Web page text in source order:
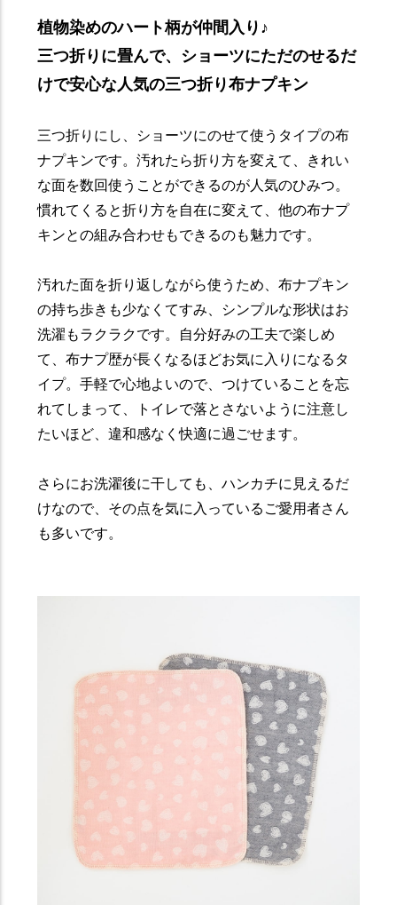
植物染めのハート柄が仲間入り♪
三つ折りに畳んで、ショーツにただのせるだ
けで安心な人気の三つ折り布ナプキン
三つ折りにし、ショーツにのせて使うタイプの布
ナプキンです。汚れたら折り方を変えて、きれい
な面を数回使うことができるのが人気のひみつ。
慣れてくると折り方を自在に変えて、他の布ナプ
キンとの組み合わせもできるのも魅力です。
汚れた面を折り返しながら使うため、布ナプキン
の持ち歩きも少なくてすみ、シンプルな形状はお
洗濯もラクラクです。自分好みの工夫で楽しめ
て、布ナプ歴が長くなるほどお気に入りになるタ
イプ。手軽で心地よいので、つけていることを忘
れてしまって、トイレで落とさないように注意し
たいほど、違和感なく快適に過ごせます。
さらにお洗濯後に干しても、ハンカチに見えるだ
けなので、その点を気に入っているご愛用者さん
も多いです。